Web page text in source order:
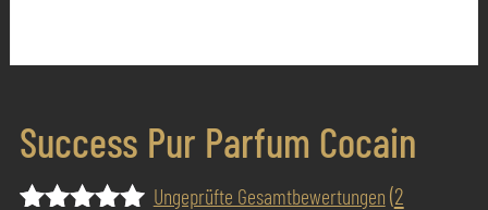
Success Pur Parfum Cocain
Ungeprüfte Gesamtbewertungen (2